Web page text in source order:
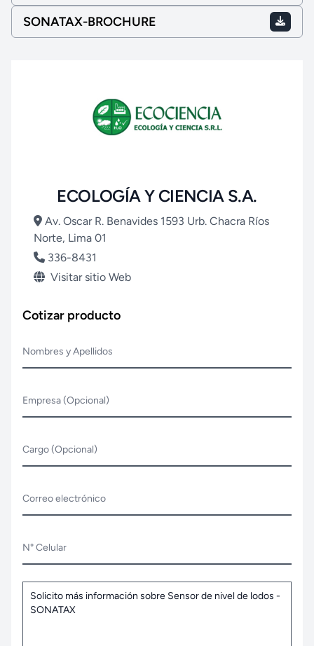
SONATAX-BROCHURE
ECOLOGÍA Y CIENCIA S.A.
Av. Oscar R. Benavides 1593 Urb. Chacra Ríos
Norte, Lima 01
336-8431
Visitar sitio Web
Cotizar producto
Nombres y Apellidos
Empresa (Opcional)
Cargo (Opcional)
Correo electrónico
N° Celular